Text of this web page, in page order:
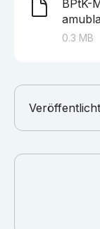
BPtK-
0.3 MB